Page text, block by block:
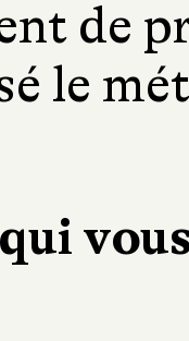
de
le
qui